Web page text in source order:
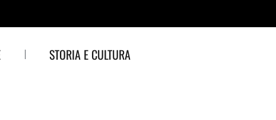
STORIA E CULTURA